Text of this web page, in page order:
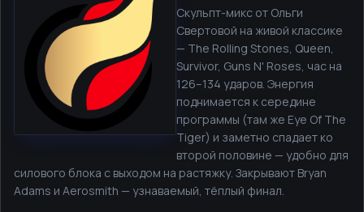
Скульпт-микс от Ольги
Свертовой на живой классике
— The Rolling Stones, Queen,
Survivor, Guns N' Roses, час на
126–134 ударов. Энергия
поднимается к середине
программы (там же Eye Of The
Tiger) и заметно спадает ко
второй половине — удобно для
силового блока с выходом на растяжку. Закрывают Bryan
Adams и Aerosmith — узнаваемый, тёплый финал.